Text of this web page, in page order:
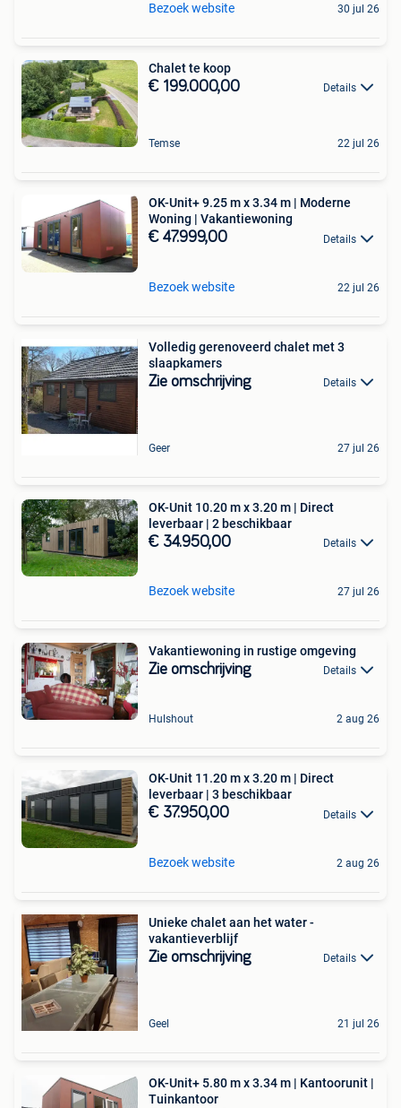
Bezoek website 30 jul 26
Chalet te koop
€ 199.000,00 Details
Temse 22 jul 26
OK-Unit+ 9.25 m x 3.34 m | Moderne
Woning | Vakantiewoning
€ 47.999,00 Details
Bezoek website 22 jul 26
Volledig gerenoveerd chalet met 3
slaapkamers
Zie omschrijving Details
Geer 27 jul 26
OK-Unit 10.20 m x 3.20 m | Direct
leverbaar | 2 beschikbaar
€ 34.950,00 Details
Bezoek website 27 jul 26
Vakantiewoning in rustige omgeving
Zie omschrijving Details
Hulshout 2 aug 26
OK-Unit 11.20 m x 3.20 m | Direct
leverbaar | 3 beschikbaar
€ 37.950,00 Details
Bezoek website 2 aug 26
Unieke chalet aan het water -
vakantieverblijf
Zie omschrijving Details
Geel 21 jul 26
OK-Unit+ 5.80 m x 3.34 m | Kantoorunit |
Tuinkantoor